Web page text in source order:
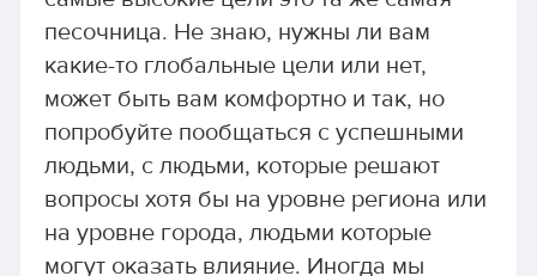
песочница. Не знаю, нужны ли вам
какие-то глобальные цели или нет,
может быть вам комфортно и так, но
попробуйте пообщаться с успешными
людьми, с людьми, которые решают
вопросы хотя бы на уровне региона или
на уровне города, людьми которые
могут оказать влияние. Иногда мы